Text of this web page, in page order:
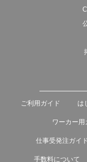
ご利用ガイド は
ワーカー用
仕事受発注ガイ
手数料について